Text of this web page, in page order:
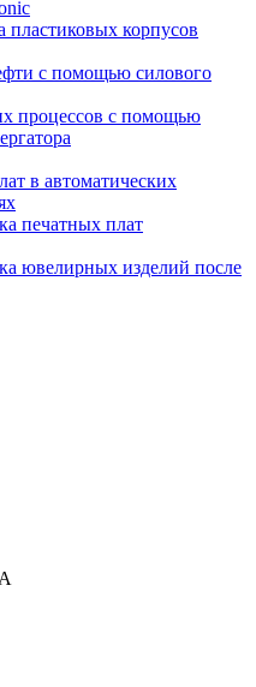
пластиковых корпусов
с помощью силового
процессов с помощью
в автоматических
печатных плат
ювелирных изделий после